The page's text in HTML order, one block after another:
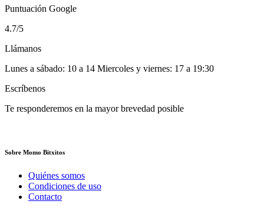
Puntuación Google
4.7/5
Llámanos
Lunes a sábado: 10 a 14 Miercoles y viernes: 17 a 19:30
Escríbenos
Te responderemos en la mayor brevedad posible
Sobre Momo Bitxitos
Quiénes somos
Condiciones de uso
Contacto